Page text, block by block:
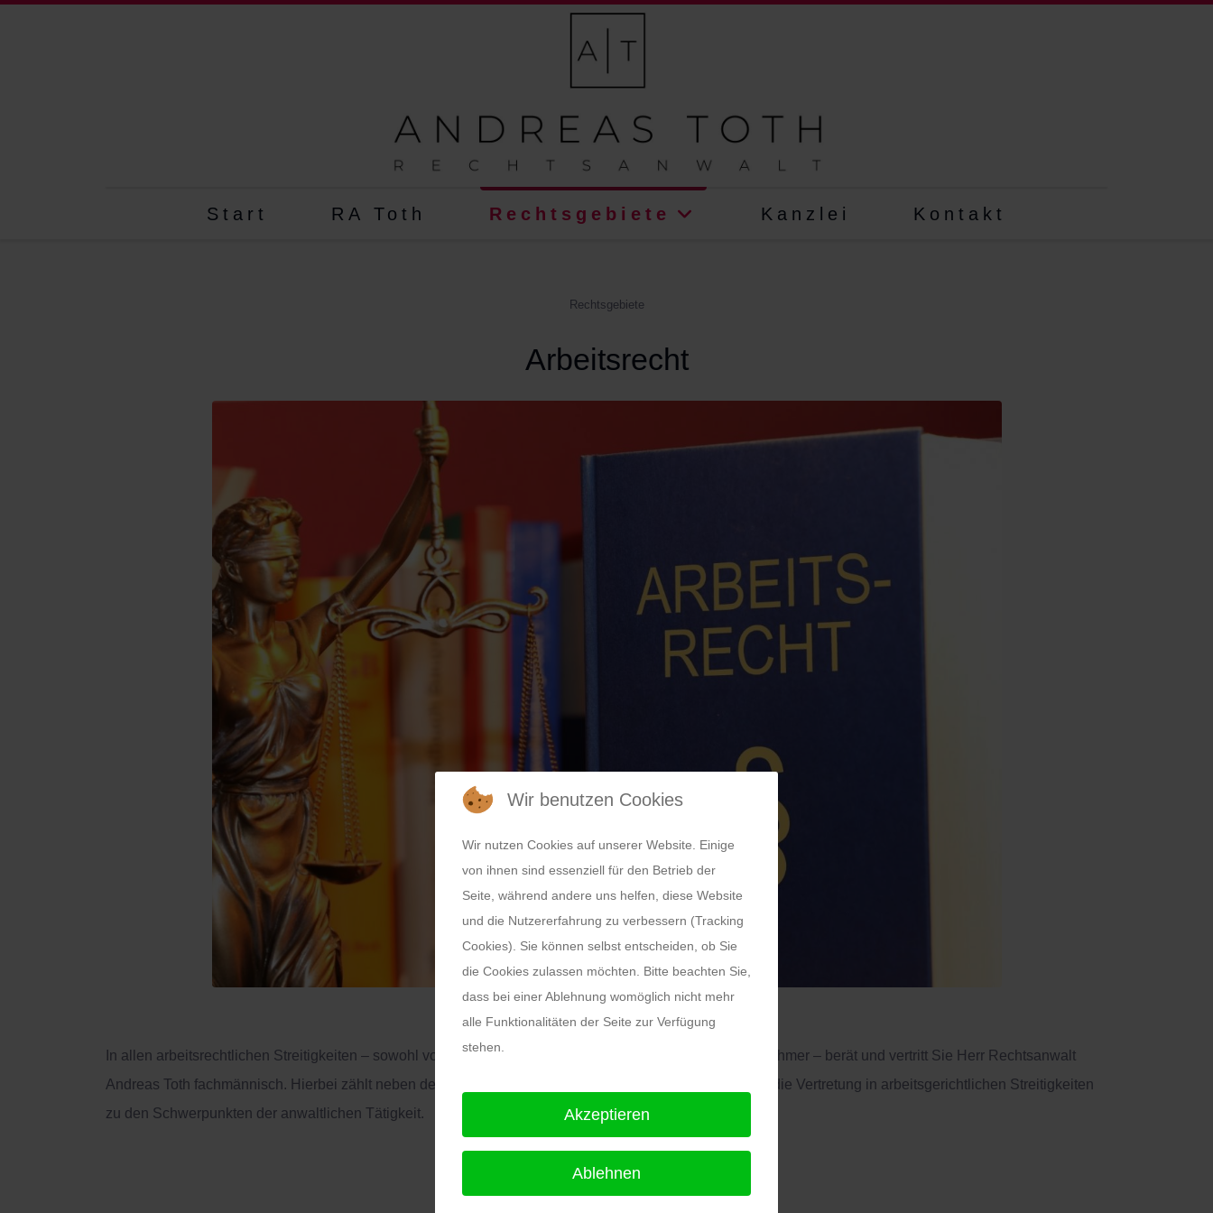
Start RA Toth Rechtsgebiete Kanzlei Kontakt
Rechtsgebiete
Arbeitsrecht
In allen arbeitsrechtlichen Streitigkeiten – sowohl von Seiten der Arbeitgeber und / oder auch der Arbeitnehmer – berät und vertritt Sie Herr Rechtsanwalt
Andreas Toth fachmännisch. Hierbei zählt neben der arbeitsvertraglichen Gestaltung und Beratung auch die Vertretung in arbeitsgerichtlichen Streitigkeiten
zu den Schwerpunkten der anwaltlichen Tätigkeit.
Wir benutzen Cookies
Wir nutzen Cookies auf unserer Website. Einige
von ihnen sind essenziell für den Betrieb der
Seite, während andere uns helfen, diese Website
und die Nutzererfahrung zu verbessern (Tracking
Cookies). Sie können selbst entscheiden, ob Sie
die Cookies zulassen möchten. Bitte beachten Sie,
dass bei einer Ablehnung womöglich nicht mehr
alle Funktionalitäten der Seite zur Verfügung
stehen.
Akzeptieren
Ablehnen